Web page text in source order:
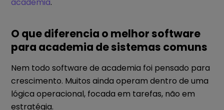
academia.
O que diferencia o melhor software
para academia de sistemas comuns
Nem todo software de academia foi pensado para
crescimento. Muitos ainda operam dentro de uma
lógica operacional, focada em tarefas, não em
estratégia.